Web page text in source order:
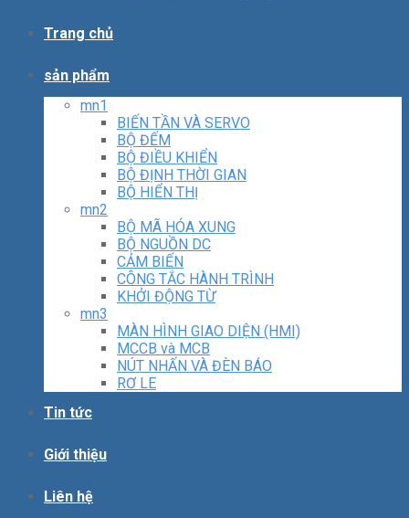
Trang chủ
sản phẩm
mn1
BIẾN TẦN VÀ SERVO
BỘ ĐẾM
BỘ ĐIỀU KHIỂN
BỘ ĐỊNH THỜI GIAN
BỘ HIỂN THỊ
mn2
BỘ MÃ HÓA XUNG
BỘ NGUỒN DC
CẢM BIẾN
CÔNG TẮC HÀNH TRÌNH
KHỞI ĐỘNG TỪ
mn3
MÀN HÌNH GIAO DIỆN (HMI)
MCCB và MCB
NÚT NHẤN VÀ ĐÈN BÁO
RƠ LE
Tin tức
Giới thiệu
Liên hệ